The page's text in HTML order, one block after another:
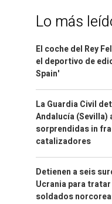
Lo más
El coche del Rey
el deportivo de
Spain'
La Guardia Civil
Andalucía (Sevilla)
sorprendidas in
catalizadores
Detienen a seis
Ucrania para
soldados